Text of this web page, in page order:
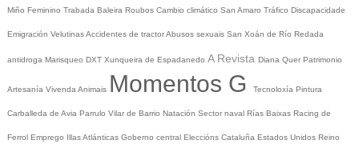
Miño Feminino Trabada Baleira Roubos Cambio climático San Amaro Tráfico Discapacidade
Emigración VelutinasAccidentes de tractorAbusos sexuais San Xoán de Río Redada
antidroga Marisqueo DXT Xunqueira de Espadanedo A Revista Diana Quer Patrimonio
Artesanía Vivenda Animais Momentos G Tecnoloxía Pintura
Carballeda de Avia Parrulo Vilar de Barrio Natación Sector naval Rías Baixas Racing de
Ferrol Emprego Illas Atlánticas Goberno central Eleccións Cataluña Estados Unidos Reino